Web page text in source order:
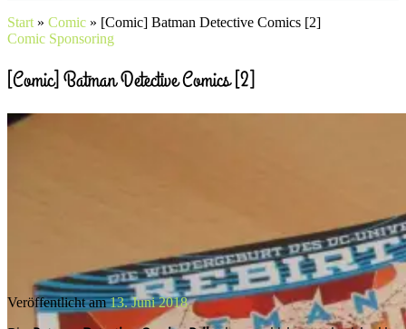
Start » Comic » [Comic] Batman Detective Comics [2]
Comic Sponsoring
[Comic] Batman Detective Comics [2]
Veröffentlicht am13. Juni 2018